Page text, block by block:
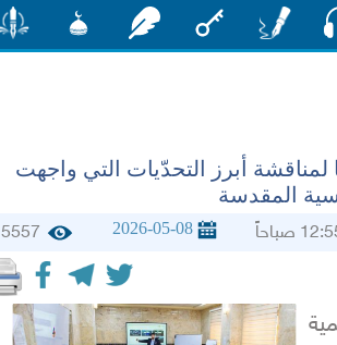
لمناقشة أبرز التحدّيات التي واجهت
المقدسة
صباحاً 2026-05-08
5557